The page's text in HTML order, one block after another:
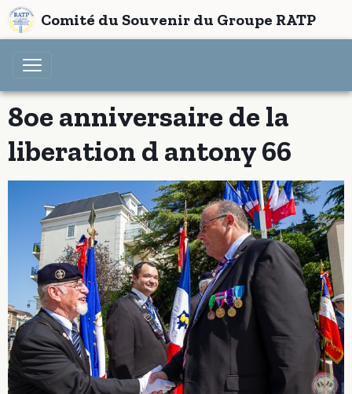
Comité du Souvenir du Groupe RATP
8oe anniversaire de la
liberation d antony 66